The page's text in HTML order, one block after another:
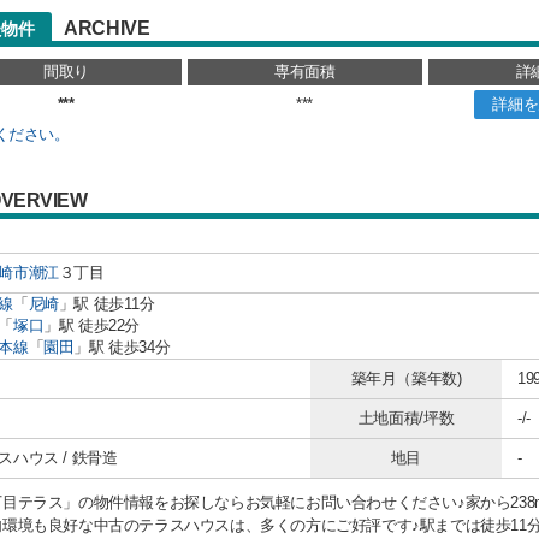
件 ARCHIVE
間取り 専有面積
詳
***
***
詳細
さい。
市潮江３丁目
「 尼崎」駅 徒歩11分
塚口 」駅 徒歩22分
線 「 園田 」駅 徒歩34分
築年月（築年数)
土地面積/坪数 -/-
ハウス / 鉄骨造 地目 -
テラス」の物件情報をお探しならお気軽にお問い合わせください♪家から
境も良好な中古のテラスハウスは、多くの方にご好評です♪駅までは徒歩11